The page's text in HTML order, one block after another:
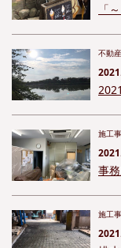
「
不動
施工
事
施工